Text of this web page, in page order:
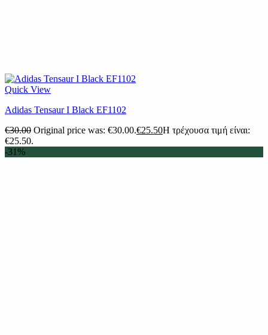
Quick View
Adidas Tensaur I Black EF1102
€30.00 Original price was: €30.00.€25.50Η τρέχουσα τιμή είναι:
€25.50.
-31%